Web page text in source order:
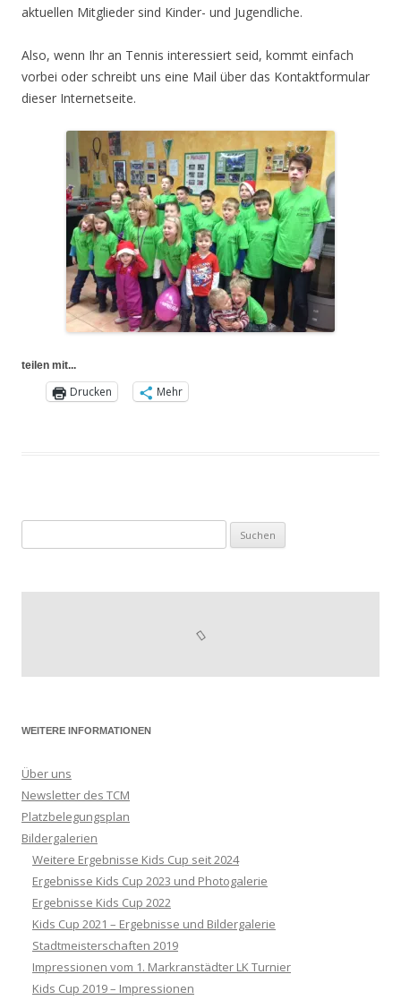
aktuellen Mitglieder sind Kinder- und Jugendliche.
Also, wenn Ihr an Tennis interessiert seid, kommt einfach
vorbei oder schreibt uns eine Mail über das Kontaktformular
dieser Internetseite.
teilen mit...
Drucken Mehr
nach:
WEITERE INFORMATIONEN
Über uns
Newsletter des TCM
Platzbelegungsplan
Bildergalerien
Weitere Ergebnisse Kids Cup seit 2024
Ergebnisse Kids Cup 2023 und Photogalerie
Ergebnisse Kids Cup 2022
Kids Cup 2021 – Ergebnisse und Bildergalerie
Stadtmeisterschaften 2019
Impressionen vom 1. Markranstädter LK Turnier
Kids Cup 2019 – Impressionen